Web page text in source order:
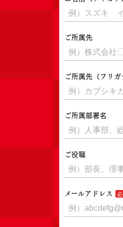
ご所属先
ご所属先（フリガ
ご所属部署名
ご役職
メールアドレス